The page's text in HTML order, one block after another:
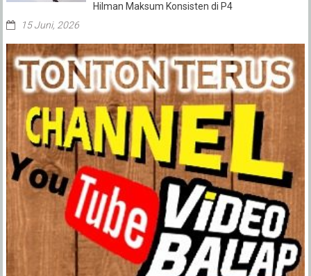
Hilman Maksum Konsisten di P4
15 Juni, 2026